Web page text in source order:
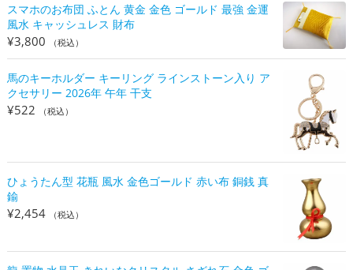
スマホのお布団 ふとん 黄金 金色 ゴールド 最強 金運
風水 キャッシュレス 財布
¥3,800 （税込）
馬のキーホルダー キーリング ラインストーン入り ア
クセサリー 2026年 午年 干支
¥522 （税込）
ひょうたん型 花瓶 風水 金色ゴールド 赤い布 銅銭 真
鍮
¥2,454 （税込）